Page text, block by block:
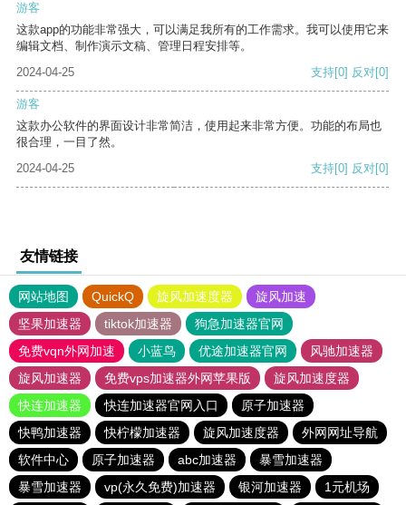
游客
这款app的功能非常强大，可以满足我所有的工作需求。我可以使用它来
编辑文档、制作演示文稿、管理日程安排等。
2024-04-25
支持[0] 反对[0]
游客
这款办公软件的界面设计非常简洁，使用起来非常方便。功能的布局也
很合理，一目了然。
2024-04-25
支持[0] 反对[0]
友情链接
网站地图 QuickQ 旋风加速度器
旋风加速
坚果加速器
tiktok加速器
狗急加速器官网
免费vqn外网加速
小蓝鸟 优途加速器官网
风驰加速器
旋风加速器
免费vps加速器外网苹果版
旋风加速度器
快连加速器
快连加速器官网入口
原子加速器
快鸭加速器
快柠檬加速器 旋风加速度器
外网网址导航
软件中心
原子加速器 abc加速器
暴雪加速器
暴雪加速器
vp(永久免费)加速器 银河加速器 1元机场